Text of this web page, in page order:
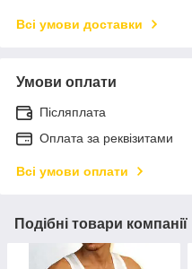
Всі умови доставки
Умови оплати
Післяплата
Оплата за реквізитами
Всі умови оплати
Подібні товари компанії